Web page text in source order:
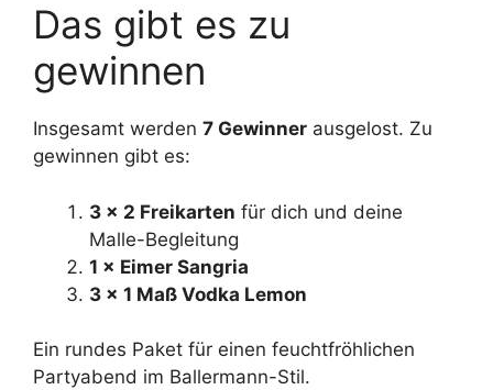
Das gibt es zu
gewinnen
Insgesamt werden 7 Gewinner ausgelost. Zu
gewinnen gibt es:
3 × 2 Freikarten für dich und deine
Malle-Begleitung
1 × Eimer Sangria
3 × 1 Maß Vodka Lemon
Ein rundes Paket für einen feuchtfröhlichen
Partyabend im Ballermann-Stil.